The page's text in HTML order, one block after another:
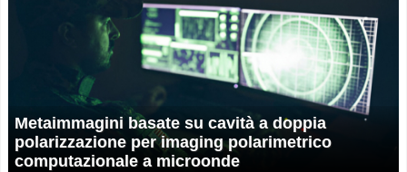
Metaimmagini basate su cavità a doppia
polarizzazione per imaging polarimetrico
computazionale a microonde